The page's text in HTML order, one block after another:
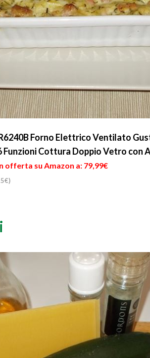
Forno Elettrico Ventilato
Funzioni Cottura Doppio Vetro con
offerta su Amazon a: 79,99€